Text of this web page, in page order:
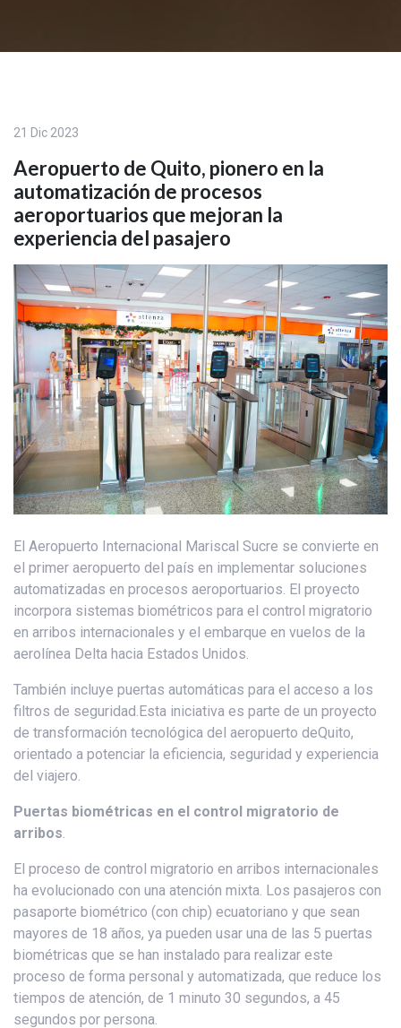
21 Dic 2023
Aeropuerto de Quito, pionero en la
automatización de procesos
aeroportuarios que mejoran la
experiencia del pasajero
El Aeropuerto Internacional Mariscal Sucre se convierte en
el primer aeropuerto del país en implementar soluciones
automatizadas en procesos aeroportuarios. El proyecto
incorpora sistemas biométricos para el control migratorio
en arribos internacionales y el embarque en vuelos de la
aerolínea Delta hacia Estados Unidos.
También incluye puertas automáticas para el acceso a los
filtros de seguridad.Esta iniciativa es parte de un proyecto
de transformación tecnológica del aeropuerto deQuito,
orientado a potenciar la eficiencia, seguridad y experiencia
del viajero.
Puertas biométricas en el control migratorio de
arribos
El proceso de control migratorio en arribos internacionales
ha evolucionado con una atención mixta. Los pasajeros con
pasaporte biométrico (con chip) ecuatoriano y que sean
mayores de 18 años, ya pueden usar una de las 5 puertas
biométricas que se han instalado para realizar este
proceso de forma personal y automatizada, que reduce los
tiempos de atención, de 1 minuto 30 segundos, a 45
segundos por persona.